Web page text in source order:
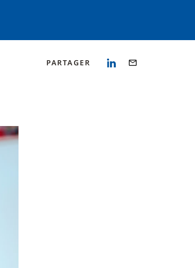
PARTAGER